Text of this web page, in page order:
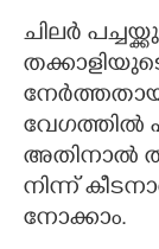
ചിലർ
വേഗത്തിൽ
അതിനാൽ
നിന്ന്
നോക്കാം.